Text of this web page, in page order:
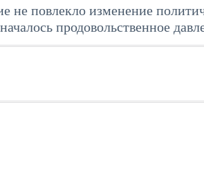
не повлекло изменение
продовольственное